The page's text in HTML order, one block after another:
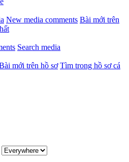
New media comments Bài mới trên
Search media
mới trên hồ sơ Tìm trong hồ sơ cá